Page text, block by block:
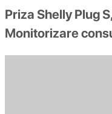
Priza Shelly Plug
Monitorizare